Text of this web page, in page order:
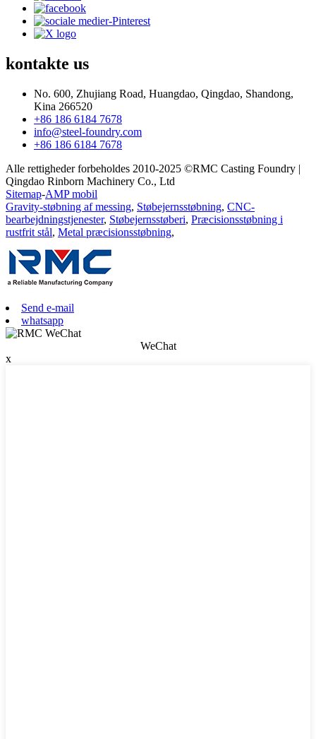
kontakte us
No. 600, Zhujiang Road, Huangdao, Qingdao, Shandong,
Kina 266520
+86 186 6184 7678
info@steel-foundry.com
+86 186 6184 7678
Alle rettigheder forbeholdes 2010-2025 ©RMC Casting Foundry |
Qingdao Rinborn Machinery Co., Ltd
Sitemap-AMP mobil
Gravity-støbning af messing, Støbejernsstøbning, CNC-
bearbejdningstjenester, Støbejernsstøberi, Præcisionsstøbning i
rustfrit stål, Metal præcisionsstøbning,
Send e-mail
whatsapp
WeChat
x